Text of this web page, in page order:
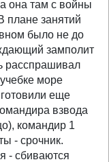
а она там с войны
плане занятий
было не до
замполит
расспрашивал
море
еще
взвода
командир 1
- срочник.
- сбиваются